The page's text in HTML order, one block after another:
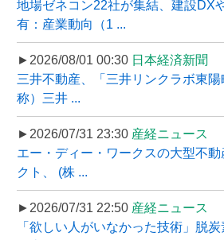
地場ゼネコン22社が集結、建設DX
有：産業動向（1 ...
►2026/08/01 00:30 日本経済新聞
三井不動産、「三井リンクラボ東
称）三井 ...
►2026/07/31 23:30 産経ニュース
エー・ディー・ワークスの大型不
クト、 (株 ...
►2026/07/31 22:50 産経ニュース
「欲しい人がいなかった技術」脱